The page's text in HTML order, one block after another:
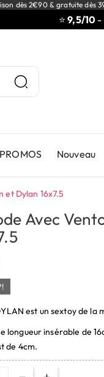
dès 2€90 & gratuite dès
9,5/10-
PROMOS Nouveau
et Dylan 16x7.5
Avec
est un sextoy de la
longueur insérable de
de 4cm.